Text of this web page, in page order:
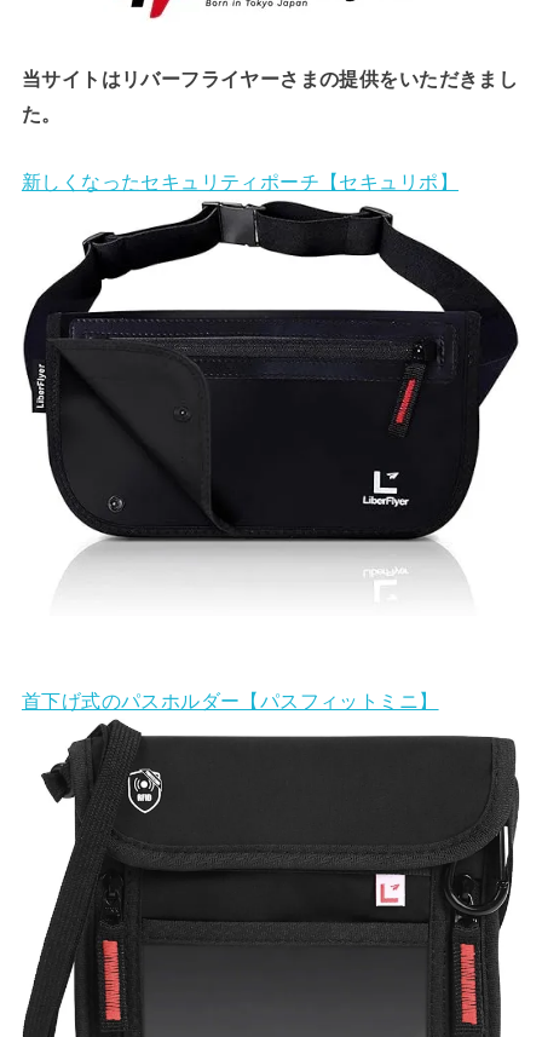
当サイトはリバーフライヤーさまの提供をいただきまし
た。
新しくなったセキュリティポーチ【セキュリポ】
首下げ式のパスホルダー【パスフィットミニ】